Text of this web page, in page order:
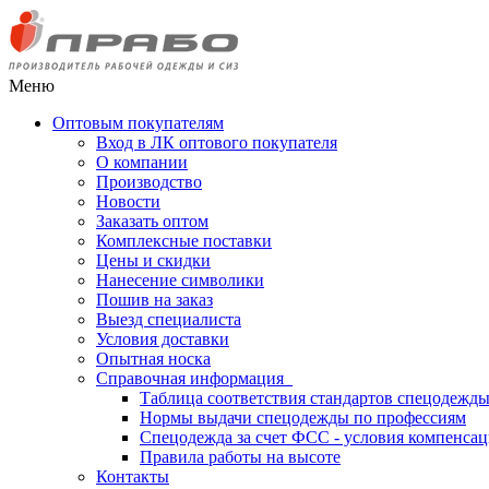
Меню
Оптовым покупателям
Вход в ЛК оптового покупателя
О компании
Производство
Новости
Заказать оптом
Комплексные поставки
Цены и скидки
Нанесение символики
Пошив на заказ
Выезд специалиста
Условия доставки
Опытная носка
Справочная информация
Таблица соответствия стандартов спецодежды
Нормы выдачи спецодежды по профессиям
Спецодежда за счет ФСС - условия
Правила работы на высоте
Контакты